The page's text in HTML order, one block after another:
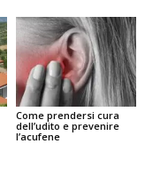
Come prendersi cura
dell’udito e prevenire
l’acufene